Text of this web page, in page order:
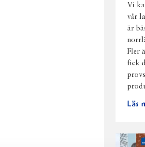
Vi
vår
är
Fler
fick
Läs